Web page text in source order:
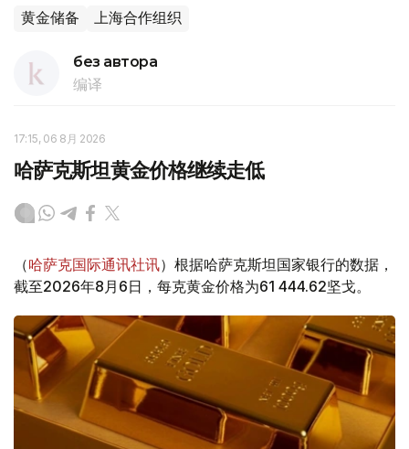
黄金储备 上海合作组织
без автора
编译
17:15, 06 8月 2026
哈萨克斯坦黄金价格继续走低
（哈萨克国际通讯社讯）根据哈萨克斯坦国家银行的数据，
截至2026年8月6日，每克黄金价格为61 444.62坚戈。